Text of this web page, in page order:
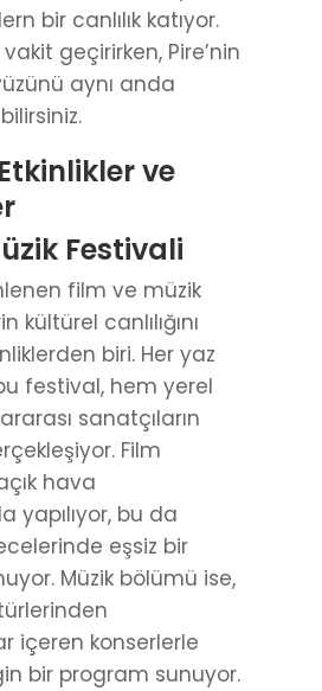
bir canlılık katıyor.
geçirirken, Pire’nin
aynı anda
ve
Festivali
film ve müzik
kültürel canlılığını
biri. Her yaz
festival, hem yerel
sanatçıların
Film
hava
yapılıyor, bu da
eşsiz bir
Müzik bölümü ise,
içeren konserlerle
bir program sunuyor.